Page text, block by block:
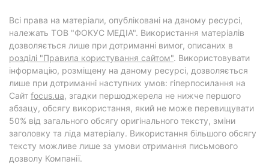
Всі права на матеріали, опубліковані на даному ресурсі,
належать ТОВ "ФОКУС МЕДІА". Використання матеріалів
дозволяється лише при дотриманні вимог, описаних в
розділі "Правила користування сайтом". Використовувати
інформацію, розміщену на даному ресурсі, дозволяється
лише при дотриманні наступних умов: гіперпосилання на
Cайт focus.ua, згадки першоджерела не нижче першого
абзацу, обсягу використання, який не може перевищувати
50% від загального обсягу оригінального тексту, зміни
заголовку та ліда матеріалу. Використання більшого обсягу
тексту можливе лише за умови отримання письмового
дозволу Компанії.